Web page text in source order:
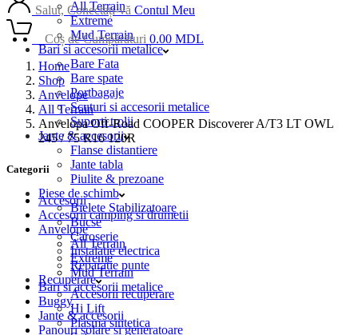
All Terrain
Extreme
Mud Terrain
Bari si accesorii metalice
Bare Fata
Bare spate
Portbagaje
Scuturi si accesorii metalice
Suporti trolii
Jante & accesorii
Flanse distantiere
Jante tabla
Piulite & prezoane
Piese de schimb
Bielete Stabilizatoare
Bucse
Caroserie
Instalatie electrica
Reparatie punte
Recuperare
Accesorii recuperare
Hi Lift
Plasma sintetica
Salut, Conectați-vă Contul Meu
Coș de Cumpărături 0.00 MDL
Home
Shop
Anvelope
All Terrain
Anvelopa Off-Road COOPER Discoverer A/T3 LT OWL
245 / 75 R16 120R
Categorii
Accesorii
Accesorii camping si drumetii
Anvelope
All Terrain
Extreme
Mud Terrain
Bari si accesorii metalice
Buggy
Jante & accesorii
Panouri solare si generatoare